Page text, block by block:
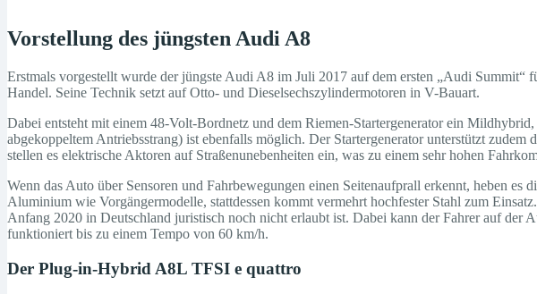
Vorstellung des jüngsten Audi A8
Erstmals vorgestellt wurde der jüngste Audi A8 im Juli 2017 auf dem ersten „Audi
Handel. Seine Technik setzt auf Otto- und Dieselsechszylindermotoren in V-Bauart.
Dabei entsteht mit einem 48-Volt-Bordnetz und dem Riemen-Startergenerator ein
abgekoppeltem Antriebsstrang) ist ebenfalls möglich. Der Startergenerator unterstützt
stellen es elektrische Aktoren auf Straßenunebenheiten ein, was zu einem sehr hohen
Wenn das Auto über Sensoren und Fahrbewegungen einen Seitenaufprall erkennt, heben
Aluminium wie Vorgängermodelle, stattdessen kommt vermehrt hochfester Stahl zum
Anfang 2020 in Deutschland juristisch noch nicht erlaubt ist. Dabei kann der Fahrer auf der
funktioniert bis zu einem Tempo von 60 km/h.
Der Plug-in-Hybrid A8L TFSI e quattro